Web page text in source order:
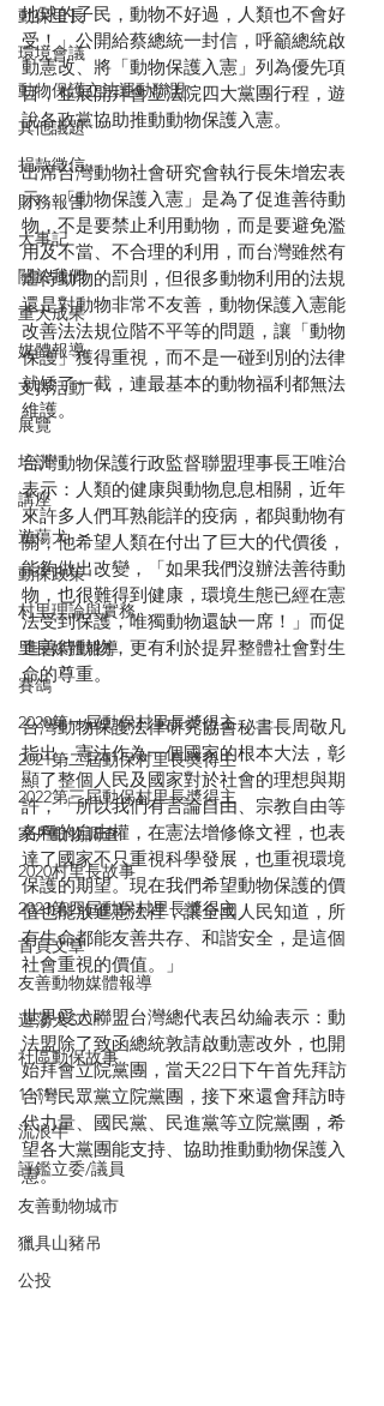
動保里長
環境會議
動物保護立法運動聯盟
其他議題
捐款徵信
財務報告
大事記
關於我們
重大成果
媒體報導
支持活動
展覽
培訓
講座
遊蕩犬
動保政策
村里理論與實務
里長媒體報導
賽鴿
2020第一屆動保村里長奬得主
2021第二屆動保村里長奬得主
2022第三屆動保村里長奬得主
家戶動物調查
2020村里長故事
2023第四屆動保村里長奬得主
首頁文章
友善動物媒體報導
遊蕩犬SOP
社區動保故事
1111
流浪牛
評鑑立委/議員
友善動物城市
獵具山豬吊
公投
地球的子民，動物不好過，人類也不會好
受！」公開給蔡總統一封信，呼籲總統啟
動憲改、將「動物保護入憲」列為優先項
目，並展開拜會立法院四大黨團行程，遊
說各政黨協助推動動物保護入憲。
出席台灣動物社會研究會執行長朱增宏表
示，「動物保護入憲」是為了促進善待動
物，不是要禁止利用動物，而是要避免濫
用及不當、不合理的利用，而台灣雖然有
虐待動物的罰則，但很多動物利用的法規
還是對動物非常不友善，動物保護入憲能
改善法法規位階不平等的問題，讓「動物
保護」獲得重視，而不是一碰到別的法律
就矮了一截，連最基本的動物福利都無法
維護。
台灣動物保護行政監督聯盟理事長王唯治
表示：人類的健康與動物息息相關，近年
來許多人們耳熟能詳的疫病，都與動物有
關，他希望人類在付出了巨大的代價後，
能夠做出改變，「如果我們沒辦法善待動
物，也很難得到健康，環境生態已經在憲
法受到保護，唯獨動物還缺一席！」而促
進善待動物，更有利於提昇整體社會對生
命的尊重。
台灣動物保護法律研究協會秘書長周敬凡
指出，憲法作為一個國家的根本大法，彰
顯了整個人民及國家對於社會的理想與期
許，「所以我們有言論自由、宗教自由等
各種的自由權，在憲法增修條文裡，也表
達了國家不只重視科學發展，也重視環境
保護的期望。現在我們希望動物保護的價
值也能放進憲法裡，讓全國人民知道，所
有生命都能友善共存、和諧安全，是這個
社會重視的價值。」
世界愛犬聯盟台灣總代表呂幼綸表示：動
法盟除了致函總統敦請啟動憲改外，也開
始拜會立院黨團，當天22日下午首先拜訪
台灣民眾黨立院黨團，接下來還會拜訪時
代力量、國民黨、民進黨等立院黨團，希
望各大黨團能支持、協助推動動物保護入
憲。